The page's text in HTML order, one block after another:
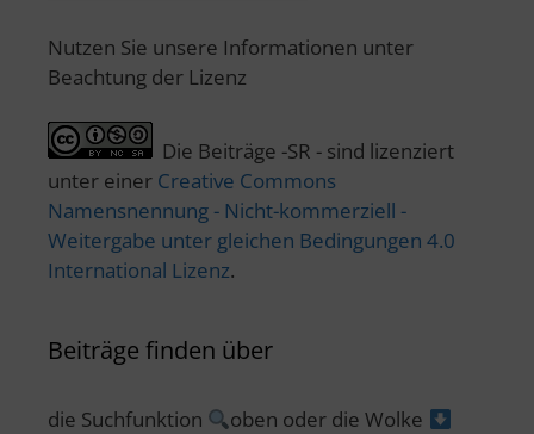
Nutzen Sie unsere Informationen unter
Beachtung der Lizenz
Die Beiträge -SR - sind lizenziert
unter einer Creative Commons
Namensnennung - Nicht-kommerziell -
Weitergabe unter gleichen Bedingungen 4.0
International Lizenz.
Beiträge finden über
die Suchfunktion oben oder die Wolke